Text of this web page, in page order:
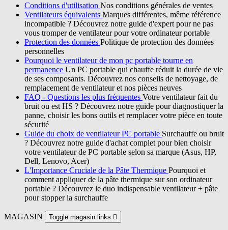
Conditions d'utilisation Nos conditions générales de ventes
Ventilateurs équivalents Marques différentes, même référence
incompatible ? Découvrez notre guide d'expert pour ne pas
vous tromper de ventilateur pour votre ordinateur portable
Protection des données Politique de protection des données
personnelles
Pourquoi le ventilateur de mon pc portable tourne en
permanence Un PC portable qui chauffe réduit la durée de vie
de ses composants. Découvrez nos conseils de nettoyage, de
remplacement de ventilateur et nos pièces neuves
FAQ - Questions les plus fréquentes Votre ventilateur fait du
bruit ou est HS ? Découvrez notre guide pour diagnostiquer la
panne, choisir les bons outils et remplacer votre pièce en toute
sécurité
Guide du choix de ventilateur PC portable Surchauffe ou bruit
? Découvrez notre guide d'achat complet pour bien choisir
votre ventilateur de PC portable selon sa marque (Asus, HP,
Dell, Lenovo, Acer)
L'Importance Cruciale de la Pâte Thermique Pourquoi et
comment appliquer de la pâte thermique sur son ordinateur
portable ? Découvrez le duo indispensable ventilateur + pâte
pour stopper la surchauffe
MAGASIN Toggle magasin links 